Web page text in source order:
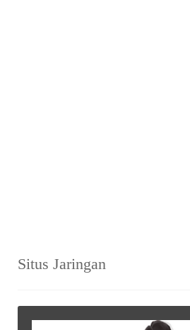
Situs Jaringan